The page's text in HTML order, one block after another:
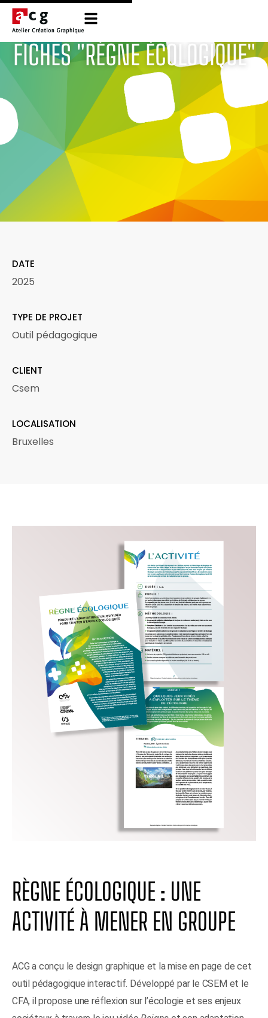
FICHES "RÈGNE ÉCOLOGIQUE"
DATE
2025
TYPE DE PROJET
Outil pédagogique
CLIENT
Csem
LOCALISATION
Bruxelles
RÈGNE ÉCOLOGIQUE : UNE
ACTIVITÉ À MENER EN GROUPE
ACG a conçu le design graphique et la mise en page de cet
outil pédagogique interactif. Développé par le CSEM et le
CFA, il propose une réflexion sur l’écologie et ses enjeux